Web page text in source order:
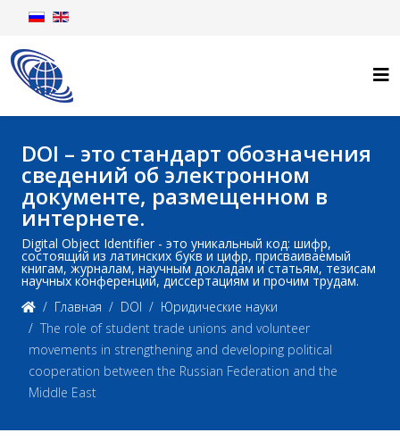
DOI – это стандарт обозначения
сведений об электронном
документе, размещенном в
интернете.
Digital Object Identifier - это уникальный код: шифр,
состоящий из латинских букв и цифр, присваиваемый
книгам, журналам, научным докладам и статьям, тезисам
научных конференций, диссертациям и прочим трудам.
Главная
DOI
Юридические науки
The role of student trade unions and volunteer
movements in strengthening and developing political
cooperation between the Russian Federation and the
Middle East